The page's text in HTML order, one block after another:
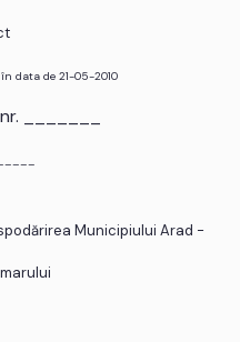
data de 21-05-2010
_______
Municipiului Arad -